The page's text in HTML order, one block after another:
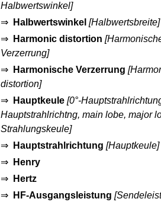
Halbwertswinkel]
⇒
Halbwertswinkel [Halbwertsbreite]
⇒
Harmonic distortion
Verzerrung]
⇒
Harmonische Verzerrung
distortion]
⇒
Hauptkeule[0°-
Hauptstrahlrichtng, main lobe, major
Strahlungskeule]
⇒
Hauptstrahlrichtung [Hauptkeule]
⇒
Henry
⇒
Hertz
⇒
HF-Ausgangsleistung